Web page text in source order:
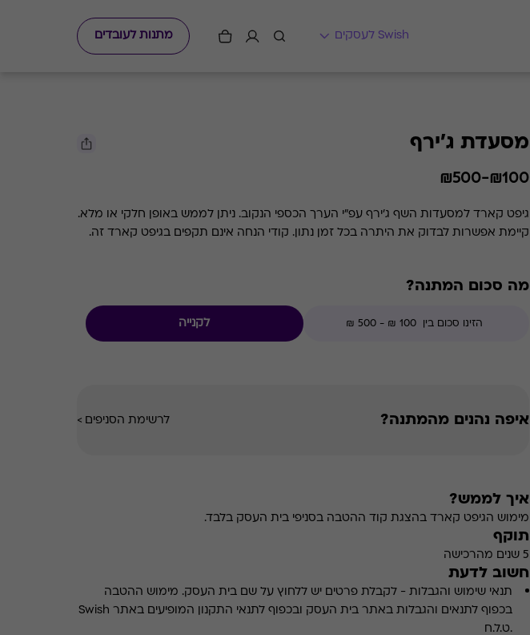
Swish לעסקים מתנות לעובדים
מסעדת ג'ירף
₪100-₪500
גיפט קארד למסעדות השף ג'ירף עפ"י הערך הכספי הנקוב. ניתן לממש באופן חלקי או מלא.
קיימת אפשרות לבדוק את היתרה בכל זמן נתון. קודי הנחה אינם תקפים בגיפט קארד זה.
מה סכום המתנה?
לקנייה
איפה נהנים מהמתנה? לרשימת הסניפים >
איך לממש?
מימוש הגיפט קארד בהצגת קוד ההטבה בסניפי בית העסק בלבד.
תוקף
5 שנים מהרכישה
חשוב לדעת
תנאי שימוש והגבלות -לקבלת פרטים יש ללחוץ על שם בית העסק. מימוש ההטבה
בכפוף לתנאים והגבלות באתר בית העסק ובכפוף לתנאי התקנון המופיעים באתר Swish
.ט.ל.ח